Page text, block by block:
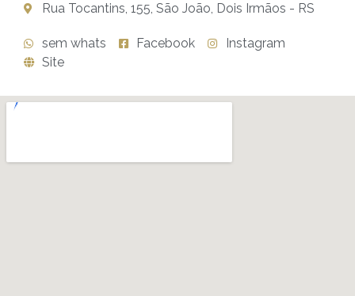
Rua Tocantins, 155, São João, Dois Irmãos - RS
sem whats Facebook
Instagram
Site